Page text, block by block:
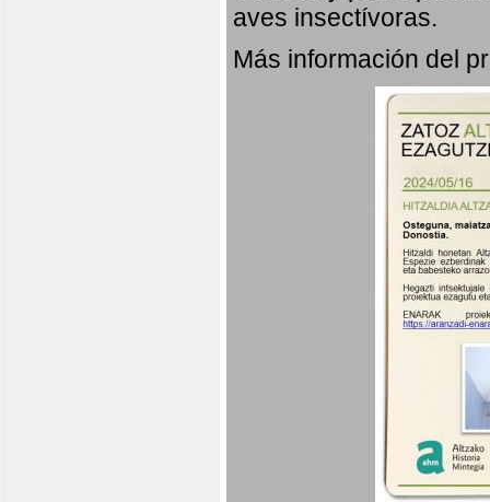
aves insectívoras.
Más información del